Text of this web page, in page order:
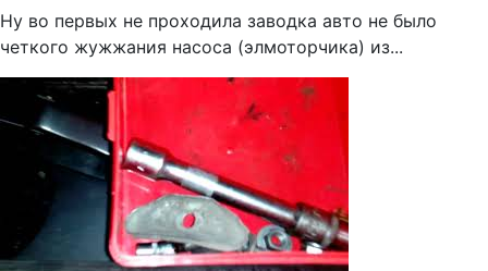
Ну во первых не проходила заводка авто не было
четкого жужжания насоса (элмоторчика) из...